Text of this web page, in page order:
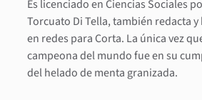
Es licenciado en Ciencias Sociales
Torcuato Di Tella, también redacta
en redes para Corta. La única vez
campeona del mundo fue en su
del helado de menta granizada.